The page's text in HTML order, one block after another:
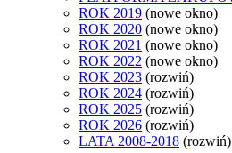
ROK 2019 (nowe okno)
ROK 2020 (nowe okno)
ROK 2021 (nowe okno)
ROK 2022 (nowe okno)
ROK 2023 (rozwiń)
ROK 2024 (rozwiń)
ROK 2025 (rozwiń)
ROK 2026 (rozwiń)
LATA 2008-2018 (rozwiń)